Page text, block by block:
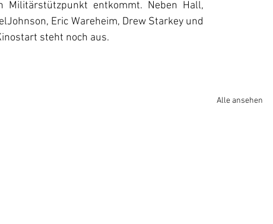
Militärstützpunkt entkommt. Neben Hall,
Eric Wareheim, Drew Starkey und
steht noch aus.
Alle ansehen